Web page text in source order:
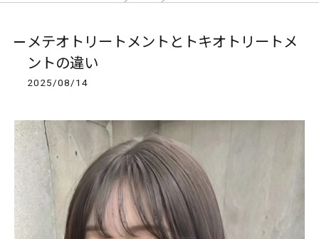
メテオトリートメントとトキオトリートメ
ントの違い
2025/08/14